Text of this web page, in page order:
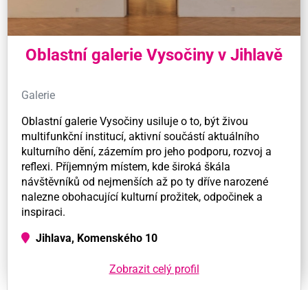
Oblastní galerie Vysočiny v Jihlavě
Galerie
Oblastní galerie Vysočiny usiluje o to, být živou
multifunkční institucí, aktivní součástí aktuálního
kulturního dění, zázemím pro jeho podporu, rozvoj a
reflexi. Příjemným místem, kde široká škála
návštěvníků od nejmenších až po ty dříve narozené
nalezne obohacující kulturní prožitek, odpočinek a
inspiraci.
Jihlava, Komenského 10
Zobrazit celý profil